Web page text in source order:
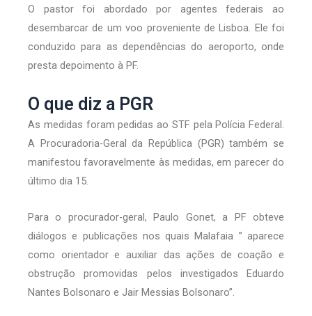
O pastor foi abordado por agentes federais ao
desembarcar de um voo proveniente de Lisboa. Ele foi
conduzido para as dependências do aeroporto, onde
presta depoimento à PF.
O que diz a PGR
As medidas foram pedidas ao STF pela Polícia Federal.
A Procuradoria-Geral da República (PGR) também se
manifestou favoravelmente às medidas, em parecer do
último dia 15.
Para o procurador-geral, Paulo Gonet, a PF obteve
diálogos e publicações nos quais Malafaia ” aparece
como orientador e auxiliar das ações de coação e
obstrução promovidas pelos investigados Eduardo
Nantes Bolsonaro e Jair Messias Bolsonaro”.